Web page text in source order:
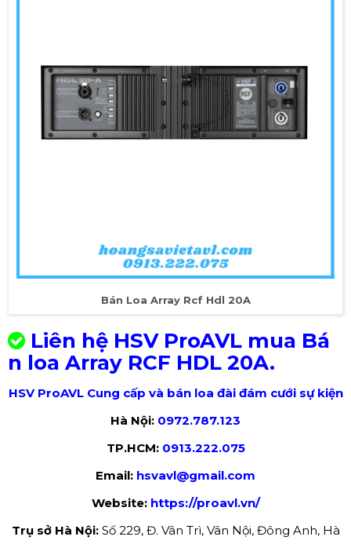
Bán Loa Array Rcf Hdl 20A
Liên hệ HSV ProAVL mua Bá
n loa Array RCF HDL 20A.
HSV ProAVL Cung cấp và bán loa đài đám cưới sự kiện
Hà Nội: 0972.787.123
TP.HCM: 0913.222.075
Email: hsvavl@gmail.com
Website: https://proavl.vn/
Trụ sở Hà Nội:Số 229, Đ. Vân Trì, Vân Nội, Đông Anh, Hà